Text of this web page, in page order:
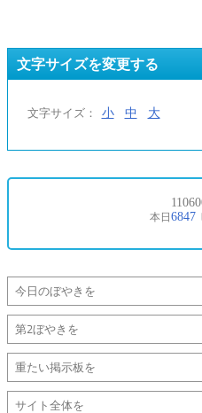
文字サイズを変更する
文字サイズ： 小 中 大